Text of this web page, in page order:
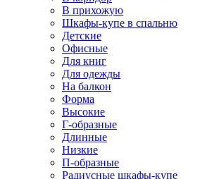
В прихожую
Шкафы-купе в спальню
Детские
Офисные
Для книг
Для одежды
На балкон
Форма
Высокие
Г-образные
Длинные
Низкие
П-образные
Радиусные шкафы-купе